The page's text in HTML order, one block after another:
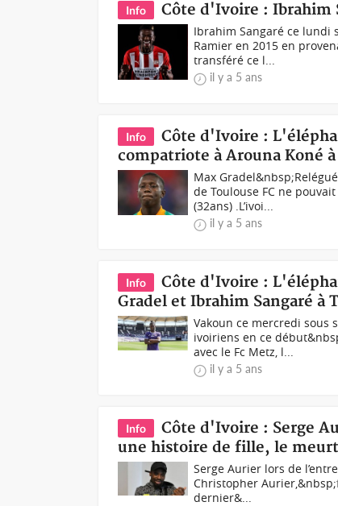
Info Côte d'Ivoire : Ibrahim
Ibrahim Sangaré ce lundi
Ramier en 2015 en
transféré ce l...
il y a 5 ans
Info
Côte d'Ivoire :
compatriote à Arouna Koné
Max
de Toulouse FC ne
(32ans) .L’ivoi...
il y a 5 ans
Info
Côte d'Ivoire :
Gradel et Ibrahim Sangaré à
Vakoun ce mercredi sous
ivoiriens en ce
avec le Fc Metz, l...
il y a 5 ans
Info
Côte d'Ivoire : Serge
une histoire de fille, le
Serge Aurier lors de
Christopher
dernier&...